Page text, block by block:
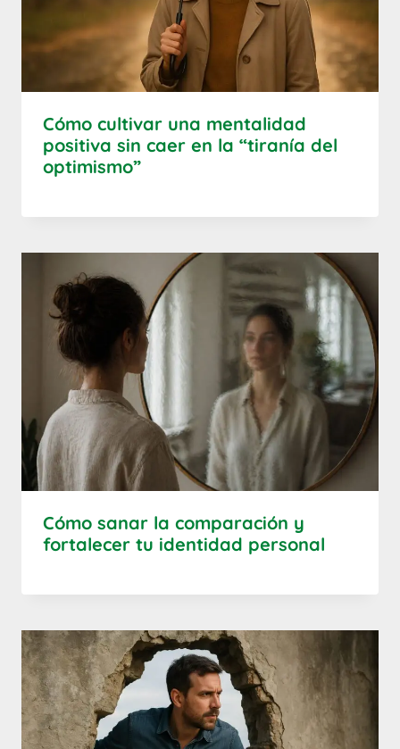
Cómo cultivar una mentalidad
positiva sin caer en la “tiranía del
optimismo”
Cómo sanar la comparación y
fortalecer tu identidad personal